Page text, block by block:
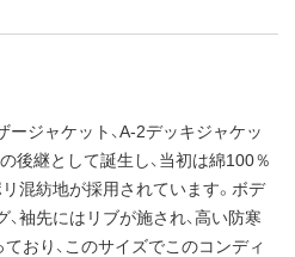
ジャケット、A-2デッキジャケッ
後継として誕生し、当初は綿100％
混紡地が採用されています。ボデ
袖先にはリブが施され、高い防寒
おり、このサイズでこのコンディ